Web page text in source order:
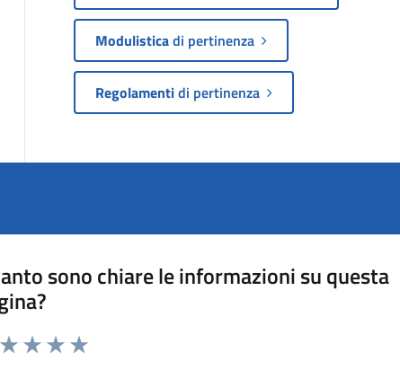
Modulisticadi pertinenza
Regolamentidi pertinenza
sono chiare le informazioni su questa
da 1 a 5 stelle la pagina